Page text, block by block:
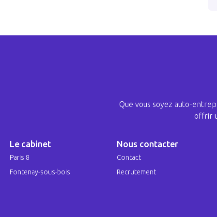
Que vous soyez auto-
offrir
Le cabinet
Paris 8
Fontenay-sous-bois
Nous contacter
Contact
Recrutement